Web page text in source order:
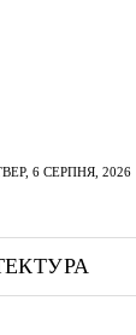
6 СЕРПНЯ, 2026